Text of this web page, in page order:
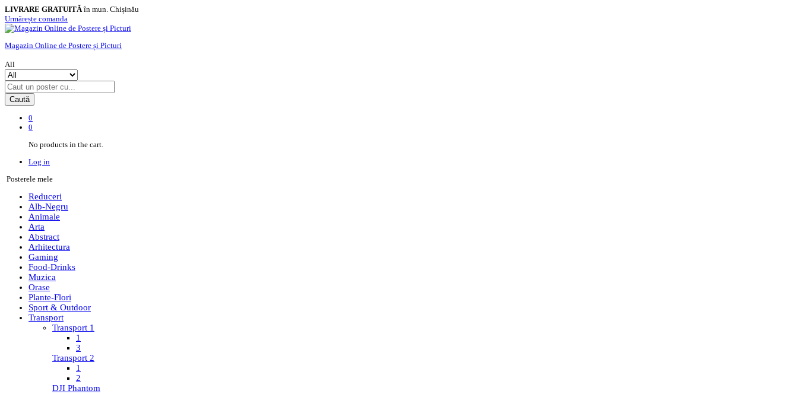
LIVRARE GRATUITĂîn mun. Chișinău
Urmărește comanda
Magazin Online de Postere și Picturi
All
Caută
0
0
No products in the cart.
Log in
Posterele mele
Reduceri
Alb-Negru
Animale
Arta
Abstract
Arhitectura
Gaming
Food-Drinks
Muzica
Orase
Plante-Flori
Sport & Outdoor
Transport
Transport 1
1
3
Transport 2
1
2
DJI Phantom